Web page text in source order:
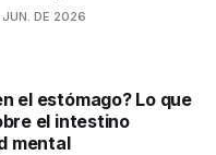
JUN. DE 2026
el estómago? Lo que
el intestino
mental